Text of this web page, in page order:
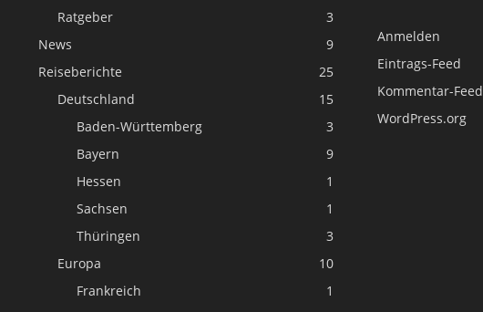
Ratgeber
3
News
9
Reiseberichte
25
Deutschland
15
Baden-Württemberg
3
Bayern
9
Hessen
1
Sachsen
1
Thüringen
3
Europa
10
Frankreich
1
Anmelden
Eintrags-Feed
Kommentar-Feed
WordPress.org